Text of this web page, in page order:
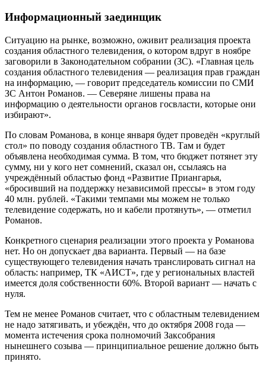
Информационный заединщик
Ситуацию на рынке, возможно, оживит реализация проекта
создания областного телевидения, о котором вдруг в ноябре
заговорили в Законодательном собрании (ЗС). «Главная цель
создания областного телевидения — реализация прав граждан
на информацию, — говорит председатель комиссии по СМИ
ЗС Антон Романов. — Северяне лишены права на
информацию о деятельности органов госвласти, которые они
избирают».
По словам Романова, в конце января будет проведён «круглый
стол» по поводу создания областного ТВ. Там и будет
объявлена необходимая сумма. В том, что бюджет потянет эту
сумму, ни у кого нет сомнений, сказал он, ссылаясь на
учреждённый областью фонд «Развитие Приангарья,
«бросивший на поддержку независимой прессы» в этом году
40 млн. рублей. «Такими темпами мы можем не только
телевидение содержать, но и кабели протянуть», — отметил
Романов.
Конкретного сценария реализации этого проекта у Романова
нет. Но он допускает два варианта. Первый — на базе
существующего телевидения начать транслировать сигнал на
область: например, ТК «АИСТ», где у региональных властей
имеется доля собственности 60%. Второй вариант — начать с
нуля.
Тем не менее Романов считает, что с областным телевидением
не надо затягивать, и убеждён, что до октября 2008 года —
момента истечения срока полномочий Заксобрания
нынешнего созыва — принципиальное решение должно быть
принято.